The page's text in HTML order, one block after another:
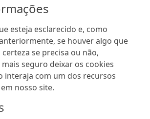
esteja esclarecido e, como
se houver algo que
se precisa ou não,
seguro deixar os cookies
interaja com um dos recursos
nosso site.